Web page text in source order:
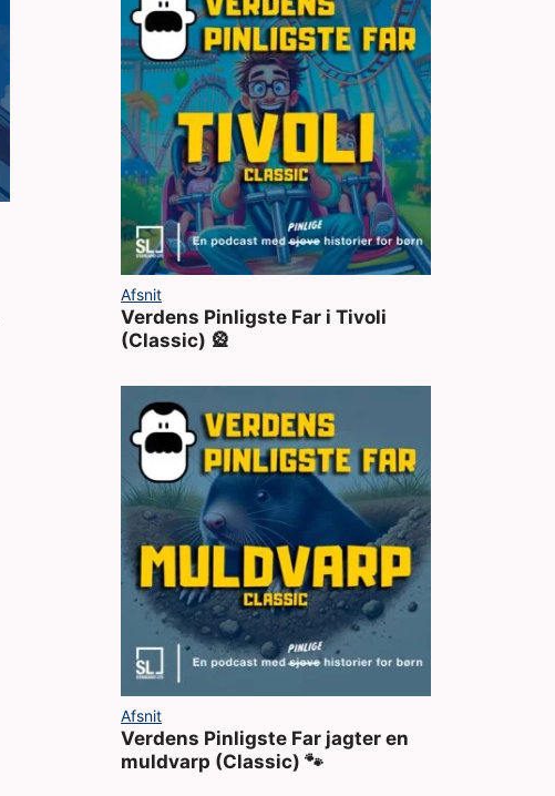
Afsnit
Verdens Pinligste Far i Tivoli
(Classic) 🎡
Afsnit
Verdens Pinligste Far jagter en
muldvarp (Classic) 🐾